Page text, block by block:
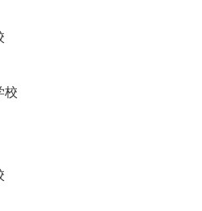
校